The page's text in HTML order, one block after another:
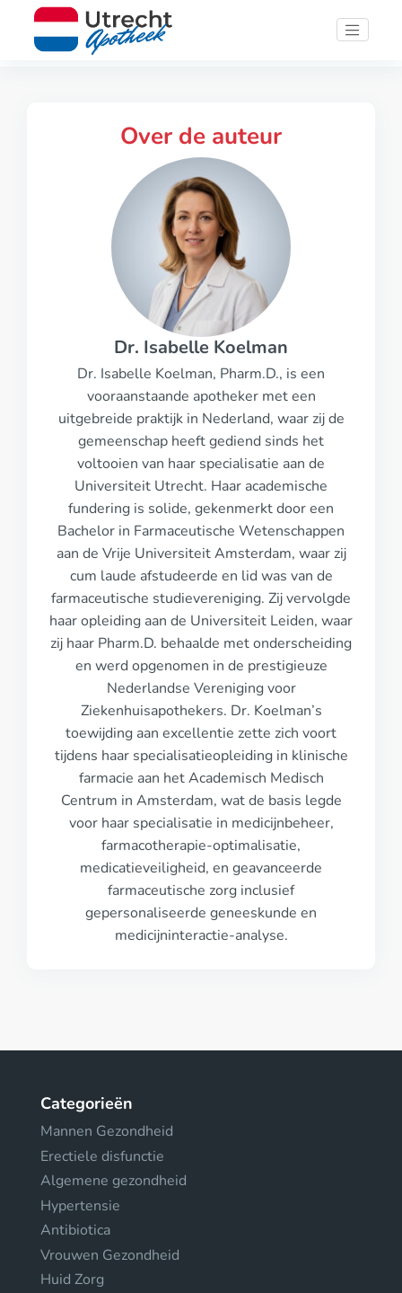
Over de auteur
Dr. Isabelle Koelman
Dr. Isabelle Koelman, Pharm.D., is een
vooraanstaande apotheker met een
uitgebreide praktijk in Nederland, waar zij de
gemeenschap heeft gediend sinds het
voltooien van haar specialisatie aan de
Universiteit Utrecht. Haar academische
fundering is solide, gekenmerkt door een
Bachelor in Farmaceutische Wetenschappen
aan de Vrije Universiteit Amsterdam, waar zij
cum laude afstudeerde en lid was van de
farmaceutische studievereniging. Zij vervolgde
haar opleiding aan de Universiteit Leiden, waar
zij haar Pharm.D. behaalde met onderscheiding
en werd opgenomen in de prestigieuze
Nederlandse Vereniging voor
Ziekenhuisapothekers. Dr. Koelman’s
toewijding aan excellentie zette zich voort
tijdens haar specialisatieopleiding in klinische
farmacie aan het Academisch Medisch
Centrum in Amsterdam, wat de basis legde
voor haar specialisatie in medicijnbeheer,
farmacotherapie-optimalisatie,
medicatieveiligheid, en geavanceerde
farmaceutische zorg inclusief
gepersonaliseerde geneeskunde en
medicijninteractie-analyse.
Categorieën
Mannen Gezondheid
Erectiele disfunctie
Algemene gezondheid
Hypertensie
Antibiotica
Vrouwen Gezondheid
Huid Zorg